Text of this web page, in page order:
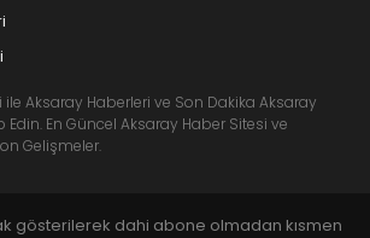
ile Aksaray Haberleri ve Son Dakika Aksaray
Edin. En Güncel Aksaray Haber Sitesi ve
Gelişmeler.
gösterilerek dahi abone olmadan kısmen